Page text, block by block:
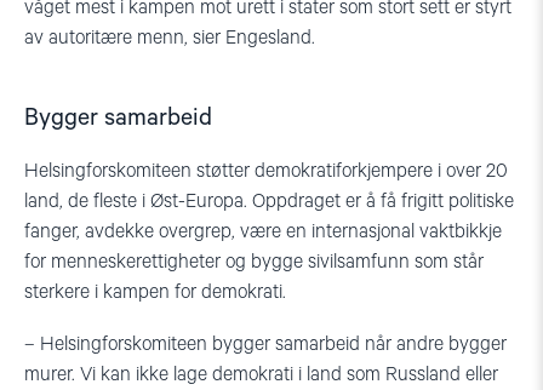
våget mest i kampen mot urett i stater som stort sett er styrt
av autoritære menn, sier Engesland.
Bygger samarbeid
Helsingforskomiteen støtter demokratiforkjempere i over 20
land, de fleste i Øst-Europa. Oppdraget er å få frigitt politiske
fanger, avdekke overgrep, være en internasjonal vaktbikkje
for menneskerettigheter og bygge sivilsamfunn som står
sterkere i kampen for demokrati.
– Helsingforskomiteen bygger samarbeid når andre bygger
murer. Vi kan ikke lage demokrati i land som Russland eller